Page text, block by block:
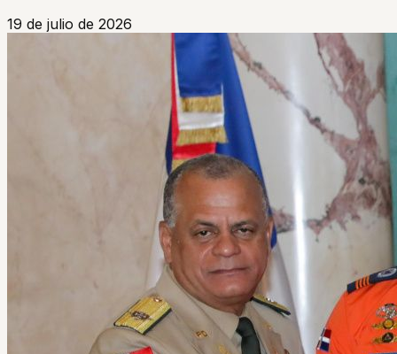
19 de julio de 2026